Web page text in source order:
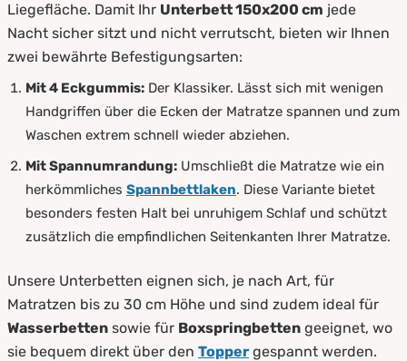
Liegefläche. Damit Ihr Unterbett 150x200 cm jede
Nacht sicher sitzt und nicht verrutscht, bieten wir Ihnen
zwei bewährte Befestigungsarten:
Mit 4 Eckgummis: Der Klassiker. Lässt sich mit wenigen
Handgriffen über die Ecken der Matratze spannen und zum
Waschen extrem schnell wieder abziehen.
Mit Spannumrandung: Umschließt die Matratze wie ein
herkömmliches Spannbettlaken. Diese Variante bietet
besonders festen Halt bei unruhigem Schlaf und schützt
zusätzlich die empfindlichen Seitenkanten Ihrer Matratze.
Unsere Unterbetten eignen sich, je nach Art, für
Matratzen bis zu 30 cm Höhe und sind zudem ideal für
Wasserbetten sowie für Boxspringbetten geeignet, wo
sie bequem direkt über den Topper gespannt werden.